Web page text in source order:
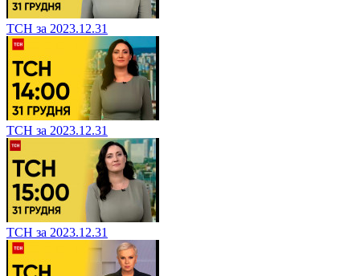
ТСН за 2023.12.31
ТСН за 2023.12.31
ТСН за 2023.12.31